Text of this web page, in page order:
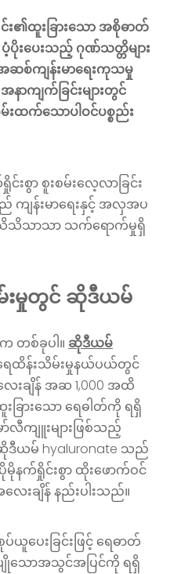
၏ထူးခြားသော အစိုဓာတ်
ပိုးပေးသည့် ဂုဏ်သတ္တိများ
အဆစ်ကျန်းမာရေးကုသမှု
နာကျက်ခြင်းများတွင်
ထက်သောပါဝင်ပစ္စည်း
းစွာ စူးစမ်းလေ့လာခြင်း
ကျန်းမာရေးနှင့် အလှအပ
သိသာသာ သက်ရောက်မှုရှိ
းမှုတွင် ဆိုဒီယမ်
တစ်ခုပါ။ ဆိုဒီယမ်
ထိန်းသိမ်းမှုနယ်ပယ်တွင်
းချိန် အဆ 1,000 အထိ
ြားသော ရေဓါတ်ကို ရရှိ
လီကျူးများဖြစ်သည့်
ဒီယမ် hyaluronate သည်
မိုနက်ရှိုင်းစွာ ထိုးဖောက်ဝင်
းချိန် နည်းပါးသည်။
ပေးခြင်းဖြင့် ရေဓာတ်
ျိုသောအသွင်အပြင်ကို ရရှိ